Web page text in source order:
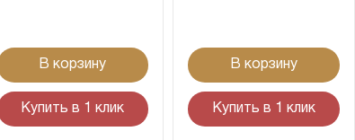
В корзину
Купить в 1 клик
В корзину
Купить в 1 клик